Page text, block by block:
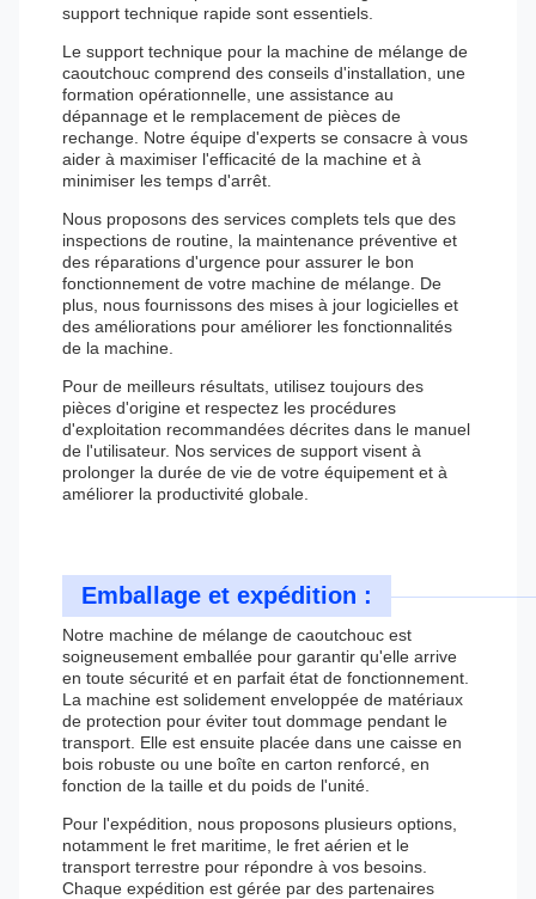
support technique rapide sont essentiels.
Le support technique pour la machine de mélange de
caoutchouc comprend des conseils d'installation, une
formation opérationnelle, une assistance au
dépannage et le remplacement de pièces de
rechange. Notre équipe d'experts se consacre à vous
aider à maximiser l'efficacité de la machine et à
minimiser les temps d'arrêt.
Nous proposons des services complets tels que des
inspections de routine, la maintenance préventive et
des réparations d'urgence pour assurer le bon
fonctionnement de votre machine de mélange. De
plus, nous fournissons des mises à jour logicielles et
des améliorations pour améliorer les fonctionnalités
de la machine.
Pour de meilleurs résultats, utilisez toujours des
pièces d'origine et respectez les procédures
d'exploitation recommandées décrites dans le manuel
de l'utilisateur. Nos services de support visent à
prolonger la durée de vie de votre équipement et à
améliorer la productivité globale.
Emballage et expédition :
Notre machine de mélange de caoutchouc est
soigneusement emballée pour garantir qu'elle arrive
en toute sécurité et en parfait état de fonctionnement.
La machine est solidement enveloppée de matériaux
de protection pour éviter tout dommage pendant le
transport. Elle est ensuite placée dans une caisse en
bois robuste ou une boîte en carton renforcé, en
fonction de la taille et du poids de l'unité.
Pour l'expédition, nous proposons plusieurs options,
notamment le fret maritime, le fret aérien et le
transport terrestre pour répondre à vos besoins.
Chaque expédition est gérée par des partenaires